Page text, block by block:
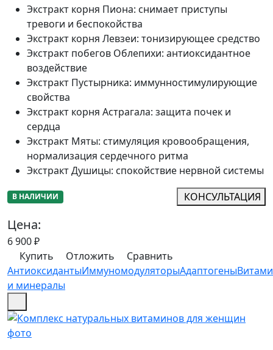
Экстракт корня Пиона: снимает приступы
тревоги и беспокойства
Экстракт корня Левзеи: тонизирующее средство
Экстракт побегов Облепихи: антиоксидантное
воздействие
Экстракт Пустырника: иммунностимулирующие
свойства
Экстракт корня Астрагала: защита почек и
сердца
Экстракт Мяты: стимуляция кровообращения,
нормализация сердечного ритма
Экстракт Душицы: спокойствие нервной системы
В НАЛИЧИИ КОНСУЛЬТАЦИЯ
Цена:
6 900₽
Купить
Отложить
Сравнить
АнтиоксидантыИммуномодуляторыАдаптогены
и минералы